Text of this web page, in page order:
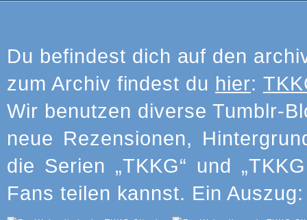
Du befindest dich auf den
zum Archiv findest du hier:
Wir benutzen diverse Tumblr-
neue Rezensionen,
die Serien „TKKG“ und
Fans teilen kannst. Ein Auszug: